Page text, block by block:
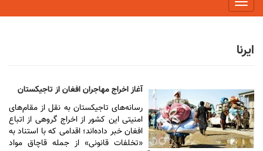
Toggle
navigation
ایرنا
آغاز اخراج مهاجران افغان از تاجیکستان
رسانه‌های تاجیکستان به نقل از مقام‌های
امنیتی این کشور از اخراج گروهی از اتباع
افغان خبر داده‌اند؛ اقدامی که با استناد به
«تخلفات قانونی» از جمله قاچاق مواد